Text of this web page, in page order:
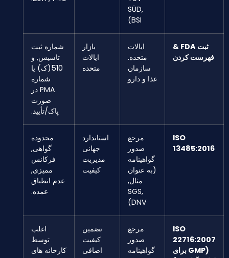
SÜD,
BSI)
ثبت FDA &
فهرست کردن
ایالات
متحده.
سازمان
غذا و دارو
بازار
ایالات
متحده
شماره ثبت
تاسیس, و
510(ک) یا
شماره
PMA در
صورت
پاک/تأیید.
ISO
13485:2016
مرجع
صدور
گواهینامه
(به عنوان
مثال,
SGS,
DNV)
استاندارد
جهانی
مدیریت
کیفیت
محدوده
گواهی,
فرکانس
ممیزی,
عدم انطباق
عمده.
ISO
22716:2007
(GMP برای
مرجع
صدور
گواهینامه
تضمین
کیفیت
اضافی
اغلب
توسط
کارخانه های